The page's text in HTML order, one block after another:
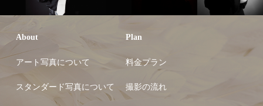
About
アート写真について
スタンダード写真について
Plan
料金プラン
撮影の流れ